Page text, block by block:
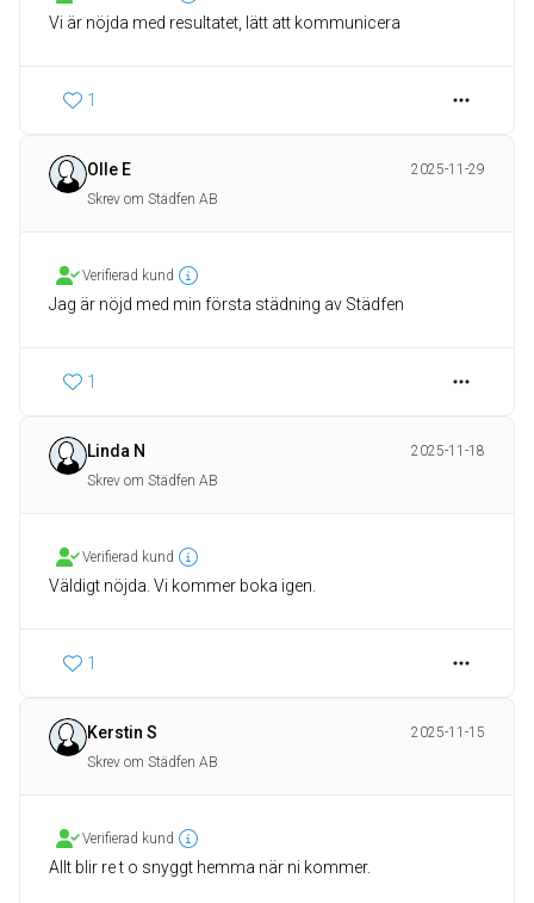
Vi är nöjda med resultatet, lätt att kommunicera
1
Olle E
2025-11-29
Skrev om Städfen AB
Verifierad kund
Jag är nöjd med min första städning av Städfen
1
Linda N
2025-11-18
Skrev om Städfen AB
Verifierad kund
Väldigt nöjda. Vi kommer boka igen.
1
Kerstin S
2025-11-15
Skrev om Städfen AB
Verifierad kund
Allt blir re t o snyggt hemma när ni kommer.